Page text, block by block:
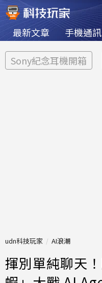
最新文章 手機通訊
Sony紀念耳機開箱
udn科技玩家 AI浪潮
揮別單純聊天